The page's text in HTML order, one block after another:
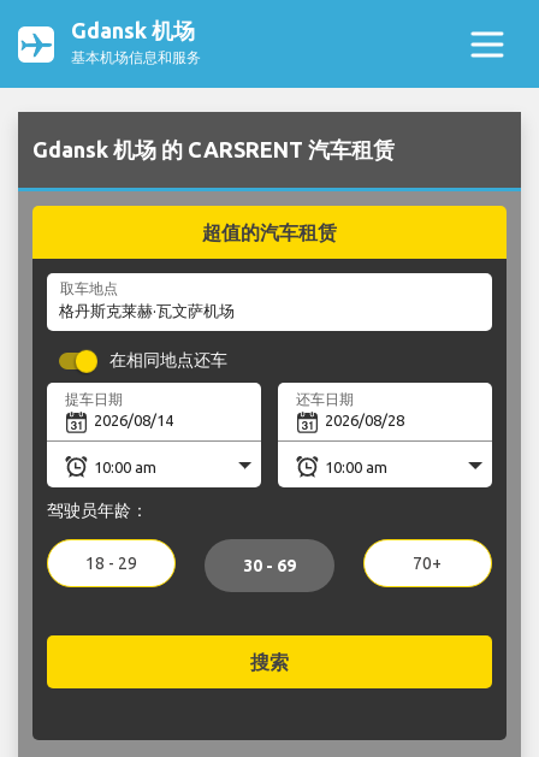
Gdansk 机场
基本机场信息和服务
Gdansk 机场 的 CARSRENT 汽车租赁
超值的汽车租赁
取车地点
在相同地点还车
提车日期 还车日期
驾驶员年龄：
18 - 29 30 - 69 70+
搜索